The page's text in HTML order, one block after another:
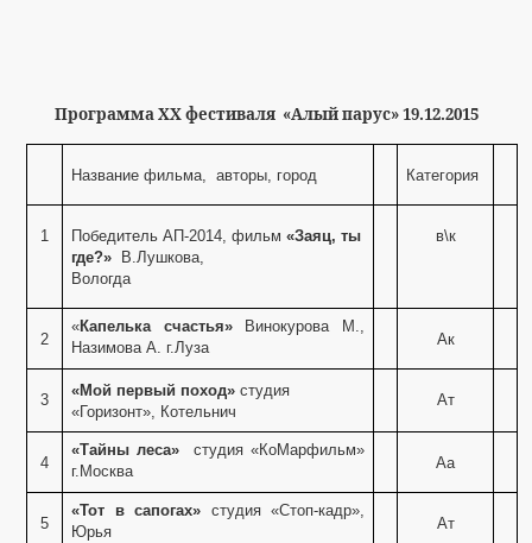
ПрограммаXXфестиваля «Алый парус» 19.12.2015
Название фильма, авторы, город Категория
1 Победитель АП-2014, фильм«Заяц, ты
где?» В.Лушкова,
Вологда
в\к
2
«Капелька счастья»
Винокурова М.,
Назимова А. г.Луза
Ак
3
«Мой первый поход»студия
«Горизонт», Котельнич
Ат
4
«Тайны леса»студия «КоМарфильм»
г.Москва
Аа
5
«Тот в сапогах» студия «Стоп-кадр»,
Юрья
Ат